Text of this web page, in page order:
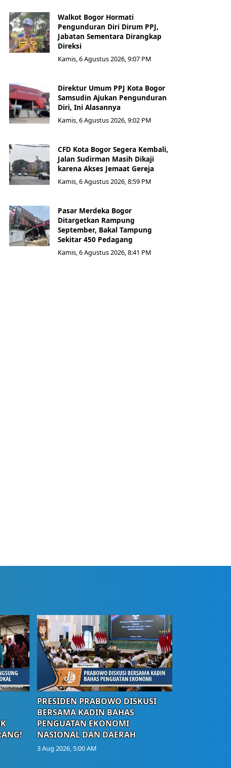
Walkot Bogor Hormati
Pengunduran Diri Dirum PPJ,
Jabatan Sementara Dirangkap
Direksi
Kamis, 6 Agustus 2026, 9:07 PM
Direktur Umum PPJ Kota Bogor
Samsudin Ajukan Pengunduran
Diri, Ini Alasannya
Kamis, 6 Agustus 2026, 9:02 PM
CFD Kota Bogor Segera Kembali,
Jalan Sudirman Masih Dikaji
karena Akses Jemaat Gereja
Kamis, 6 Agustus 2026, 8:59 PM
Pasar Merdeka Bogor
Ditargetkan Rampung
September, Bakal Tampung
Sekitar 450 Pedagang
Kamis, 6 Agustus 2026, 8:41 PM
PRESIDEN PRABOWO DISKUSI
BERSAMA KADIN BAHAS
PENGUATAN EKONOMI
NASIONAL DAN DAERAH
3 Aug 2026, 5:00 AM